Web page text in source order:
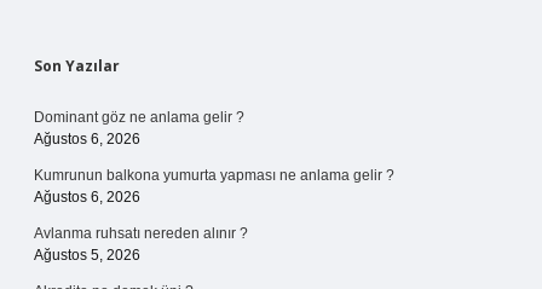
Sidebar
Son Yazılar
Dominant göz ne anlama gelir ?
Ağustos 6, 2026
Kumrunun balkona yumurta yapması ne anlama gelir ?
Ağustos 6, 2026
Avlanma ruhsatı nereden alınır ?
Ağustos 5, 2026